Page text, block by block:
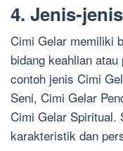
4. Jenis-
Cimi Gelar memiliki
bidang keahlian
contoh jenis Cimi
Seni, Cimi Gelar
Cimi Gelar Spiritual.
karakteristik dan